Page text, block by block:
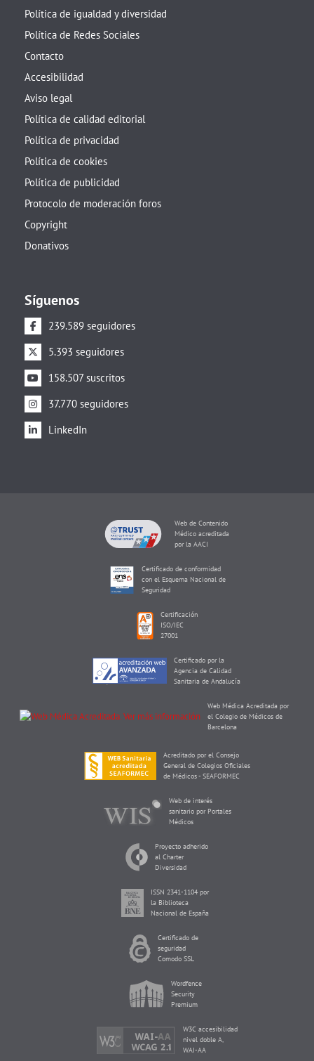
Política de igualdad y diversidad
Política de Redes Sociales
Contacto
Accesibilidad
Aviso legal
Política de calidad editorial
Política de privacidad
Política de cookies
Política de publicidad
Protocolo de moderación foros
Copyright
Donativos
Síguenos
239.589 seguidores
5.393 seguidores
158.507 suscritos
37.770 seguidores
LinkedIn
Web de Contenido
Médico acreditada
por la AACI
Certificado de conformidad
con el Esquema Nacional de
Seguridad
Certificación
ISO/IEC
27001
Certificado por la
Agencia de Calidad
Sanitaria de Andalucía
Web Médica Acreditada por
el Colegio de Médicos de
Barcelona
Acreditado por el Consejo
General de Colegios Oficiales
de Médicos - SEAFORMEC
Web de interés
sanitario por Portales
Médicos
Proyecto adherido
al Charter
Diversidad
ISSN 2341-1104 por
la Biblioteca
Nacional de España
Certificado de
seguridad
Comodo SSL
Wordfence
Security
Premium
W3C accesibilidad
nivel doble A,
WAI-AA